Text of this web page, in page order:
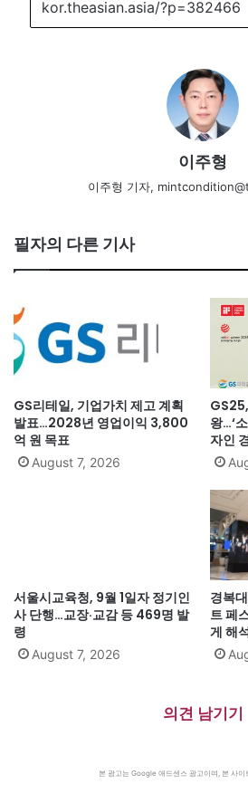
이주형
이주형 기자,
필자의 다른 기사
GS리테일, 기업가치 제고 계획
발표…2028년 영업이익 3,800
억 원 목표
August 7, 2026
왕…‘
자인
서울시교육청, 9월 1일자 정기인
사 단행…교장·교감 등 469명 발
령
August 7, 2026
경복
트 페
게 해
의견 남기기
본 광고는 Google 애드센스 광고이며, 본 사이